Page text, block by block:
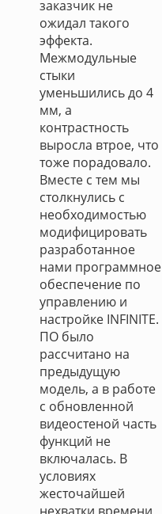
заказчик не
ожидал такого
эффекта.
Межмодульные
стыки
уменьшились до 4
мм, а
контрастность
выросла втрое, что
тоже порадовало.
Вместе с тем мы
столкнулись с
необходимостью
модифицировать
разработанное
нами программное
обеспечение по
управлению и
настройке INFINITE.
ПО было
рассчитано на
предыдущую
модель, а в работе
с обновленной
видеостеной часть
функций не
включалась. В
условиях
жесточайшей